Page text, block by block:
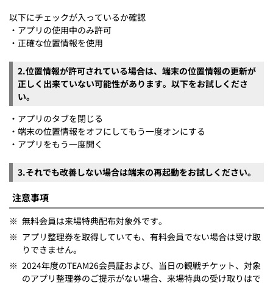
以下にチェックが入っているか確認
・アプリの使用中のみ許可
・正確な位置情報を使用
2.位置情報が許可されている場合は、端末の位置情報の更新が
正しく出来ていない可能性があります。以下をお試しくださ
い。
・アプリのタブを閉じる
・端末の位置情報をオフにしてもう一度オンにする
・アプリをもう一度開く
3.それでも改善しない場合は端末の再起動をお試しください。
注意事項
※ 無料会員は来場特典配布対象外です。
※ アプリ整理券を取得していても、有料会員でない場合は受け取
りできません。
※ 2024年度のTEAM26会員証および、当日の観戦チケット、対象
のアプリ整理券のご提示がない場合、来場特典の受け取りはで